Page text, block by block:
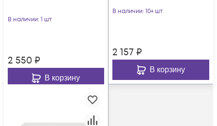
В наличии: 1 шт
2 550 ₽
В корзину
В наличии: 10+ шт
2 157 ₽
В корзину